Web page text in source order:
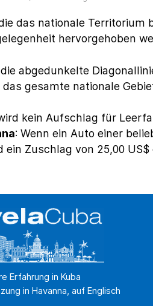
das nationale Territorium
hervorgehoben
abgedunkelte
gesamte nationale
kein Aufschlag für
: Wenn ein Auto einer
Zuschlag von 25,00 US$
Erfahrung in Kuba
in Havanna, auf Englisch